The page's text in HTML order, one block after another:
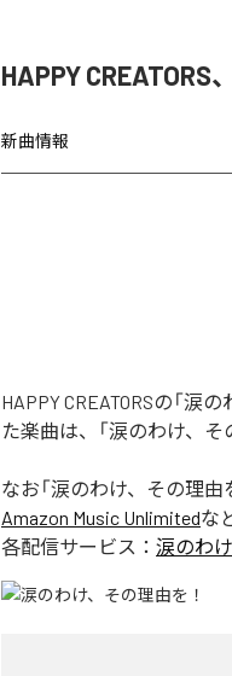
HAPPY
新曲情報
HAPPY CREATORSの「
た楽曲は、「涙のわけ、そ
なお「涙のわけ、その理由
Amazon Music Unlimitedな
各配信サービス： 涙のわ